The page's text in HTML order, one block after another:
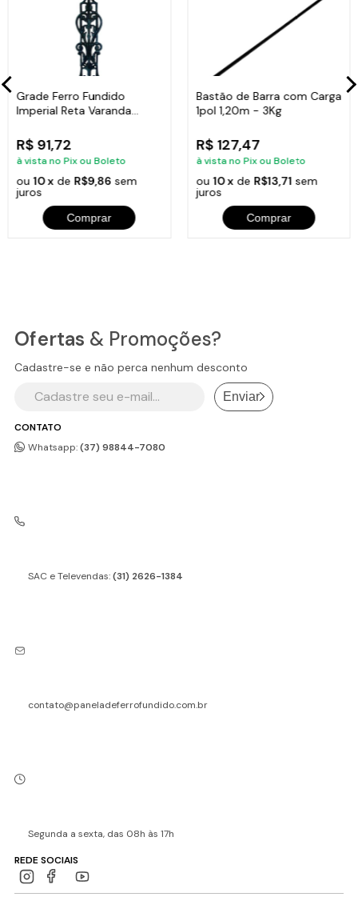
Grade Ferro Fundido
Imperial Reta Varanda
R$ 91,72
à vista no Pix ou Boleto
ou10 x de R$9,86 sem
juros
Comprar
Bastão de Barra com Carga
1pol 1,20m - 3Kg
R$ 127,47
à vista no Pix ou Boleto
ou 10 x de R$13,71 sem
juros
Comprar
CONTATO
Whatsapp:(37) 98844-7080
SAC e Televendas:(31) 2626-1384
contato@paneladeferrofundido.com.br
Segunda a sexta, das 08h às 17h
REDE SOCIAIS
Ofertas & Promoções?
Cadastre-se e não perca nenhum desconto
Enviar